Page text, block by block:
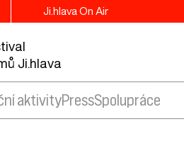
Ji.hlava On Air
Ji.hlava
aktivityPressSpolupráce